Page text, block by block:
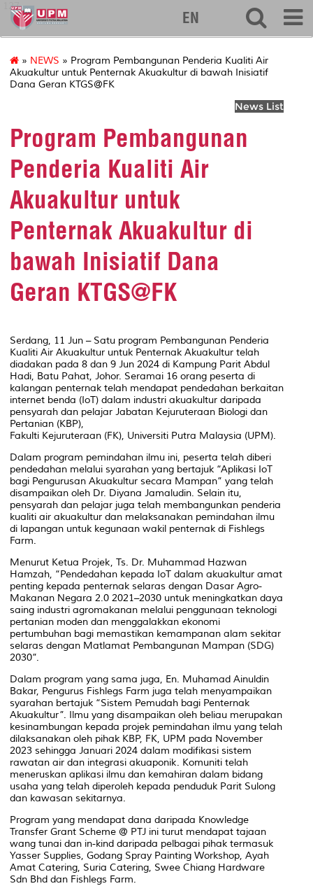
127
EN
» NEWS » Program Pembangunan Penderia Kualiti Air
Akuakultur untuk Penternak Akuakultur di bawah Inisiatif
Dana Geran KTGS@FK
News List
Program Pembangunan
Penderia Kualiti Air
Akuakultur untuk
Penternak Akuakultur di
bawah Inisiatif Dana
Geran KTGS@FK
Serdang, 11 Jun – Satu program Pembangunan Penderia
Kualiti Air Akuakultur untuk Penternak Akuakultur telah
diadakan pada 8 dan 9 Jun 2024 di Kampung Parit Abdul
Hadi, Batu Pahat, Johor. Seramai 16 orang peserta di
kalangan penternak telah mendapat pendedahan berkaitan
internet benda (IoT) dalam industri akuakultur daripada
pensyarah dan pelajar Jabatan Kejuruteraan Biologi dan
Pertanian (KBP),
Fakulti Kejuruteraan (FK), Universiti Putra Malaysia (UPM).
Dalam program pemindahan ilmu ini, peserta telah diberi
pendedahan melalui syarahan yang bertajuk “Aplikasi IoT
bagi Pengurusan Akuakultur secara Mampan” yang telah
disampaikan oleh Dr. Diyana Jamaludin. Selain itu,
pensyarah dan pelajar juga telah membangunkan penderia
kualiti air akuakultur dan melaksanakan pemindahan ilmu
di lapangan untuk kegunaan wakil penternak di Fishlegs
Farm.
Menurut Ketua Projek, Ts. Dr. Muhammad Hazwan
Hamzah, “Pendedahan kepada IoT dalam akuakultur amat
penting kepada penternak selaras dengan Dasar Agro-
Makanan Negara 2.0 2021–2030 untuk meningkatkan daya
saing industri agromakanan melalui penggunaan teknologi
pertanian moden dan menggalakkan ekonomi
pertumbuhan bagi memastikan kemampanan alam sekitar
selaras dengan Matlamat Pembangunan Mampan (SDG)
2030”.
Dalam program yang sama juga, En. Muhamad Ainuldin
Bakar, Pengurus Fishlegs Farm juga telah menyampaikan
syarahan bertajuk “Sistem Pemudah bagi Penternak
Akuakultur”. Ilmu yang disampaikan oleh beliau merupakan
kesinambungan kepada projek pemindahan ilmu yang telah
dilaksanakan oleh pihak KBP, FK, UPM pada November
2023 sehingga Januari 2024 dalam modifikasi sistem
rawatan air dan integrasi akuaponik. Komuniti telah
meneruskan aplikasi ilmu dan kemahiran dalam bidang
usaha yang telah diperoleh kepada penduduk Parit Sulong
dan kawasan sekitarnya.
Program yang mendapat dana daripada Knowledge
Transfer Grant Scheme @ PTJ ini turut mendapat tajaan
wang tunai dan in-kind daripada pelbagai pihak termasuk
Yasser Supplies, Godang Spray Painting Workshop, Ayah
Amat Catering, Suria Catering, Swee Chiang Hardware
Sdn Bhd dan Fishlegs Farm.